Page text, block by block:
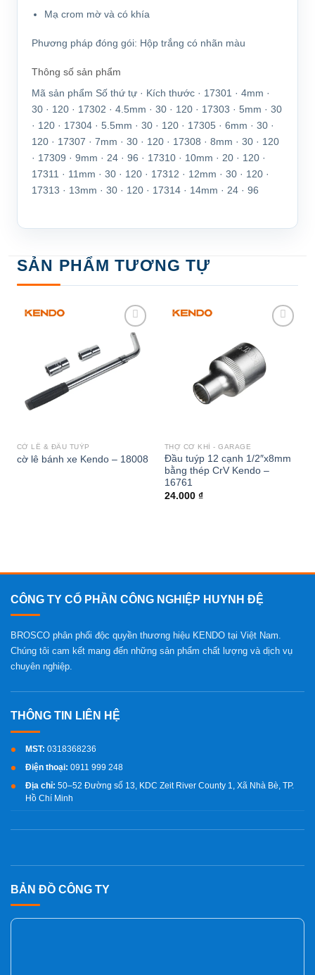
Mạ crom mờ và có khía
Phương pháp đóng gói: Hộp trắng có nhãn màu
Thông số sản phẩm
Mã sản phẩm Số thứ tự · Kích thước · 17301 · 4mm ·
30 · 120 · 17302 · 4.5mm · 30 · 120 · 17303 · 5mm · 30
· 120 · 17304 · 5.5mm · 30 · 120 · 17305 · 6mm · 30 ·
120 · 17307 · 7mm · 30 · 120 · 17308 · 8mm · 30 · 120
· 17309 · 9mm · 24 · 96 · 17310 · 10mm · 20 · 120 ·
17311 · 11mm · 30 · 120 · 17312 · 12mm · 30 · 120 ·
17313 · 13mm · 30 · 120 · 17314 · 14mm · 24 · 96
SẢN PHẨM TƯƠNG TỰ
Add to
wishlist
CỜ LÊ & ĐẦU TUÝP
cờ lê bánh xe Kendo – 18008
THỢ CƠ KHÍ - GARAGE
Đầu tuýp 12 cạnh 1/2″x8mm
bằng thép CrV Kendo –
16761
24.000 ₫
BẢN ĐỒ CÔNG TY
CÔNG TY CỔ PHẦN CÔNG NGHIỆP HUYNH ĐỆ
BROSCO phân phối độc quyền thương hiệu KENDO tại Việt Nam.
Chúng tôi cam kết mang đến những sản phẩm chất lượng và dịch vụ
chuyên nghiệp.
MST: 0318368236
Điện thoại: 0911 999 248
Địa chỉ: 50–52 Đường số 13, KDC Zeit River County 1, Xã Nhà Bè, TP.
Hồ Chí Minh